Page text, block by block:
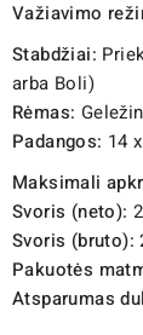
Važiavimo
Stabdžiai:
arba Boli)
Rėmas:
Padangos: 14
Maksimali
Svoris (neto):
Svoris (bruto):
Pakuotės
Atsparumas